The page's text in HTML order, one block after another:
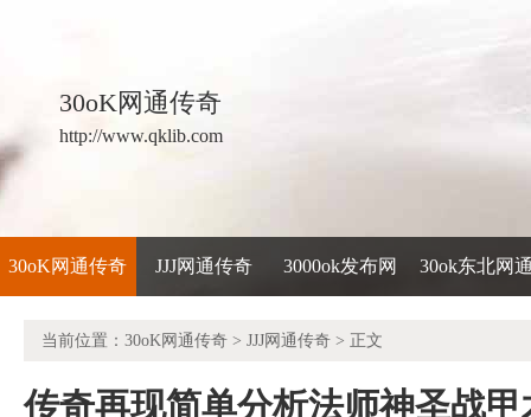
30oK网通传奇
http://www.qklib.com
30oK网通传奇 JJJ网通传奇 3000ok发布网 30ok东北网
当前位置： 30oK网通传奇 > JJJ网通传奇 > 正文
传奇再现简单分析法师神圣战甲